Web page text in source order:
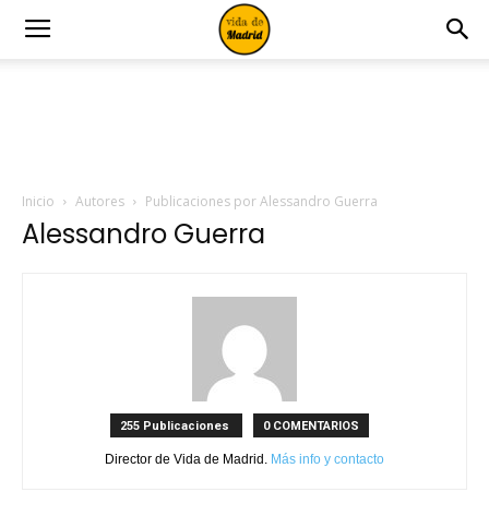
Inicio Autores Publicaciones por Alessandro Guerra
Alessandro Guerra
255 Publicaciones 0 COMENTARIOS
Director de Vida de Madrid. Más info y contacto